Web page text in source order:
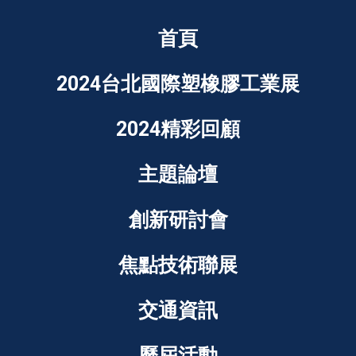
首頁
2024台北國際塑橡膠工業展
2024精彩回顧
主題論壇
創新研討會
焦點技術聯展
交通資訊